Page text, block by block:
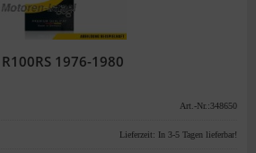
1976-1980
Art.-Nr.:348650
Lieferzeit: In 3-5 Tagen lieferbar!